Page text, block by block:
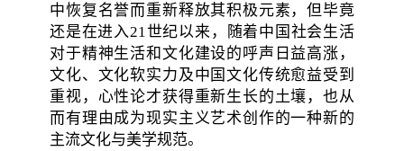
中恢复名誉而重新释放其积极元素，但毕竟
还是在进入21世纪以来，随着中国社会生活
对于精神生活和文化建设的呼声日益高涨，
文化、文化软实力及中国文化传统愈益受到
重视，心性论才获得重新生长的土壤，也从
而有理由成为现实主义艺术创作的一种新的
主流文化与美学规范。